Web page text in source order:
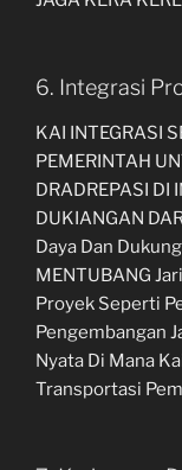
6. Integrasi
KAI INTEGRASI
PEMERINTAH
DRADREPASI DI
DUKIANGAN
Daya Dan
MENTUBANG
Proyek Seperti
Pengembangan
Nyata Di Mana
Transportasi